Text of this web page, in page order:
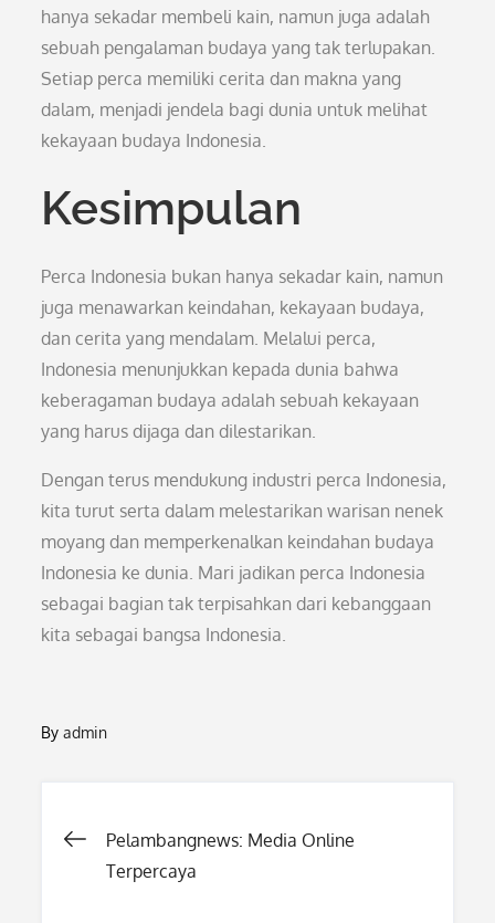
hanya sekadar membeli kain, namun juga adalah
sebuah pengalaman budaya yang tak terlupakan.
Setiap perca memiliki cerita dan makna yang
dalam, menjadi jendela bagi dunia untuk melihat
kekayaan budaya Indonesia.
Kesimpulan
Perca Indonesia bukan hanya sekadar kain, namun
juga menawarkan keindahan, kekayaan budaya,
dan cerita yang mendalam. Melalui perca,
Indonesia menunjukkan kepada dunia bahwa
keberagaman budaya adalah sebuah kekayaan
yang harus dijaga dan dilestarikan.
Dengan terus mendukung industri perca Indonesia,
kita turut serta dalam melestarikan warisan nenek
moyang dan memperkenalkan keindahan budaya
Indonesia ke dunia. Mari jadikan perca Indonesia
sebagai bagian tak terpisahkan dari kebanggaan
kita sebagai bangsa Indonesia.
Byadmin
Post
Pelambangnews: Media Online
Terpercaya